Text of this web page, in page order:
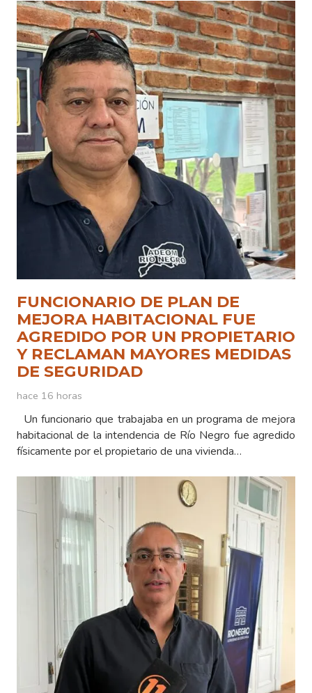
FUNCIONARIO DE PLAN DE
MEJORA HABITACIONAL FUE
AGREDIDO POR UN PROPIETARIO
Y RECLAMAN MAYORES MEDIDAS
DE SEGURIDAD
hace 16 horas
Un funcionario que trabajaba en un programa de mejora
habitacional de la intendencia de Río Negro fue agredido
físicamente por el propietario de una vivienda…